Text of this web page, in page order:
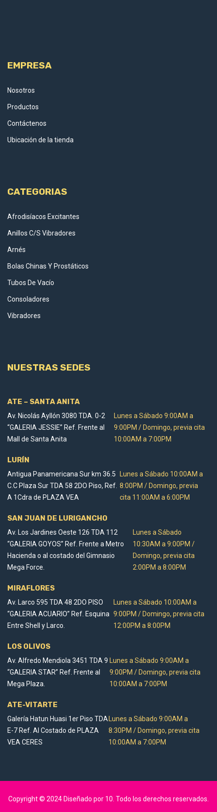
EMPRESA
Nosotros
Productos
Contáctenos
Ubicación de la tienda
CATEGORIAS
Afrodisíacos Excitantes
Anillos C/S Vibradores
Arnés
Bolas Chinas Y Prostáticos
Tubos De Vacío
Consoladores
Vibradores
NUESTRAS SEDES
ATE – SANTA ANITA
Av. Nicolás Ayllón 3080 TDA. 0-2
“GALERIA JESSIE” Ref. Frente al
Mall de Santa Anita
Lunes a Sábado 9:00AM a
9:00PM / Domingo, previa cita
10:00AM a 7:00PM
LURÍN
Antigua Panamericana Sur km 36.5
C.C Plaza Sur TDA 58 2DO Piso, Ref.
A 1Cdra de PLAZA VEA
Lunes a Sábado 10:00AM a
8:00PM / Domingo, previa
cita 11:00AM a 6:00PM
SAN JUAN DE LURIGANCHO
Av. Los Jardines Oeste 126 TDA 112
“GALERIA GOYOS” Ref. Frente a Metro
Hacienda o al costado del Gimnasio
Mega Force.
Lunes a Sábado
10:30AM a 9:00PM /
Domingo, previa cita
2:00PM a 8:00PM
MIRAFLORES
Av. Larco 595 TDA 48 2DO PISO
“GALERIA ACUARIO” Ref. Esquina
Entre Shell y Larco.
Lunes a Sábado 10:00AM a
9:00PM / Domingo, previa cita
12:00PM a 8:00PM
LOS OLIVOS
Av. Alfredo Mendiola 3451 TDA 9
“GALERIA STAR” Ref. Frente al
Mega Plaza.
Lunes a Sábado 9:00AM a
9:00PM / Domingo, previa cita
10:00AM a 7:00PM
ATE-VITARTE
Galería Hatun Huasi 1er Piso TDA
E-7 Ref. Al Costado de PLAZA
VEA CERES
Lunes a Sábado 9:00AM a
8:30PM / Domingo, previa cita
10:00AM a 7:00PM
Copyright © 2024 Diseñado por 10 . Todo los derechos reservados.